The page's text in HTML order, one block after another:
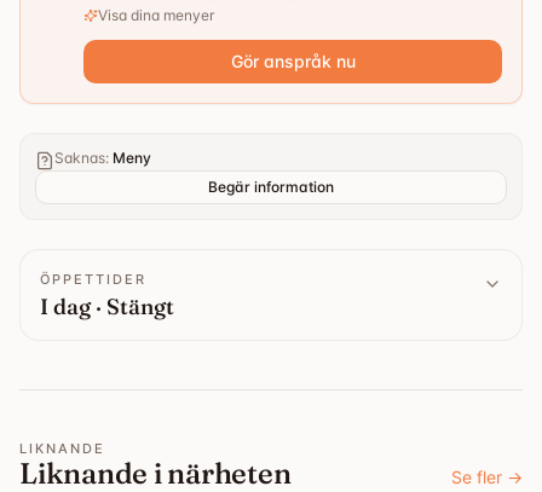
Visa dina menyer
Gör anspråk nu
Saknas: Meny
Begär information
ÖPPETTIDER
I dag · Stängt
LIKNANDE
Liknande i närheten Se fler →